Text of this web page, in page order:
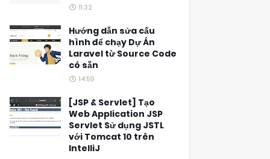
11:32
Hướng dẫn sửa cấu
hình để chạy Dự Án
Laravel từ Source Code
có sẵn
14:59
[JSP & Servlet] Tạo
Web Application JSP
Servlet Sử dụng JSTL
với Tomcat 10 trên
IntelliJ